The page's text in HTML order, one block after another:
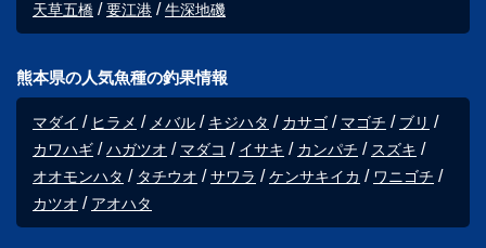
天草五橋
要江港 牛深地磯
熊本県の人気魚種の釣果情報
マダイ ヒラメ メバル キジハタ カサゴ マゴチ
ブリ
カワハギ
ハガツオ マダコ イサキ カンパチ
スズキ
オオモンハタ
タチウオ サワラ ケンサキイカ
ワニゴチ
カツオ
アオハタ